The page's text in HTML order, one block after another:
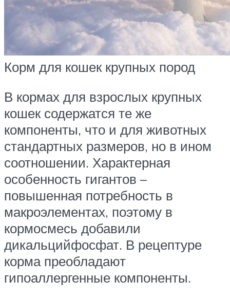
Корм для кошек крупных пород
В кормах для взрослых крупных
кошек содержатся те же
компоненты, что и для животных
стандартных размеров, но в ином
соотношении. Характерная
особенность гигантов –
повышенная потребность в
макроэлементах, поэтому в
кормосмесь добавили
дикальцийфосфат. В рецептуре
корма преобладают
гипоаллергенные компоненты.